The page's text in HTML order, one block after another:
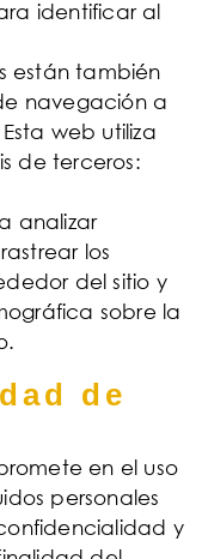
identificar al
están también
navegación a
web utiliza
de terceros:
analizar
los
del sitio y
sobre la
de
en el uso
personales
y